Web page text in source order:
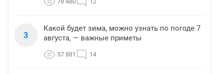
3
Какой будет зима, можно узнать по погоде 7
августа, — важные приметы
57 881 14